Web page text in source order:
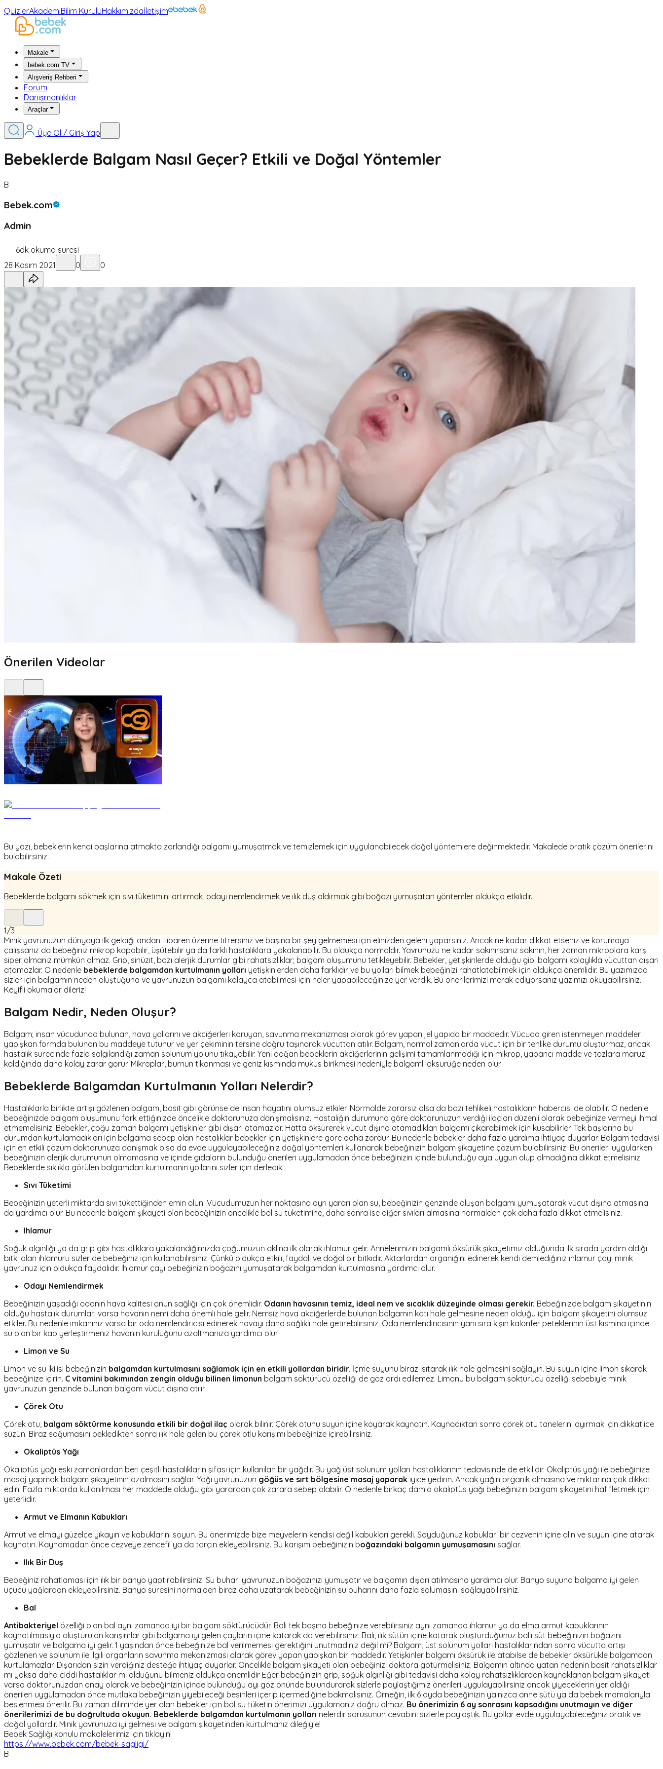
QuizlerAkademiBilim KuruluHakkımızdaİletişim
Makale
bebek.com TV
Alışveriş Rehberi
Forum
Danışmanlıklar
Araçlar
Üye Ol / Giriş Yap
Bebeklerde Balgam Nasıl Geçer? Etkili ve Doğal Yöntemler
B
Bebek.com
Admin
6dk okuma süresi
28 Kasım 2021
0 0
Önerilen Videolar
Bu yazı, bebeklerin kendi başlarına atmakta zorlandığı balgamı yumuşatmak ve temizlemek için uygulanabilecek doğal yöntemlere değinmektedir. Makalede pratik çözüm önerilerini
bulabilirsiniz.
Makale Özeti
Bebeklerde balgamı sökmek için sıvı tüketimini artırmak, odayı nemlendirmek ve ılık duş aldırmak gibi boğazı yumuşatan yöntemler oldukça etkilidir.
1/3
Minik yavrunuzun dünyaya ilk geldiği andan itibaren üzerine titrersiniz ve başına bir şey gelmemesi için elinizden geleni yaparsınız. Ancak ne kadar dikkat etseniz ve korumaya
çalışsanız da bebeğiniz mikrop kapabilir, üşütebilir ya da farklı hastalıklara yakalanabilir. Bu oldukça normaldir. Yavrunuzu ne kadar sakınırsanız sakının, her zaman mikroplara karşı
siper olmanız mümkün olmaz. Grip, sinüzit, bazı alerjik durumlar gibi rahatsızlıklar; balgam oluşumunu tetikleyebilir. Bebekler, yetişkinlerde olduğu gibi balgamı kolaylıkla vücuttan dışarı
atamazlar. O nedenle bebeklerde balgamdan kurtulmanın yolları yetişkinlerden daha farklıdır ve bu yolları bilmek bebeğinizi rahatlatabilmek için oldukça önemlidir. Bu yazımızda
sizler için balgamın neden oluştuğuna ve yavrunuzun balgamı kolayca atabilmesi için neler yapabileceğinize yer verdik. Bu önerilerimizi merak ediyorsanız yazımızı okuyabilirsiniz.
Keyifli okumalar dileriz!
Balgam Nedir, Neden Oluşur?
Balgam; insan vücudunda bulunan, hava yollarını ve akciğerleri koruyan, savunma mekanizması olarak görev yapan jel yapıda bir maddedir. Vücuda giren istenmeyen maddeler
yapışkan formda bulunan bu maddeye tutunur ve yer çekiminin tersine doğru taşınarak vücuttan atılır. Balgam, normal zamanlarda vücut için bir tehlike durumu oluşturmaz, ancak
hastalık sürecinde fazla salgılandığı zaman solunum yolunu tıkayabilir. Yeni doğan bebeklerin akciğerlerinin gelişimi tamamlanmadığı için mikrop, yabancı madde ve tozlara maruz
kaldığında daha kolay zarar görür. Mikroplar, burnun tıkanması ve geniz kısmında mukus birikmesi nedeniyle balgamlı öksürüğe neden olur.
Bebeklerde Balgamdan Kurtulmanın Yolları Nelerdir?
Hastalıklarla birlikte artışı gözlenen balgam, basit gibi görünse de insan hayatını olumsuz etkiler. Normalde zararsız olsa da bazı tehlikeli hastalıkların habercisi de olabilir. O nedenle
bebeğinizde balgam oluşumunu fark ettiğinizde öncelikle doktorunuza danışmalısınız. Hastalığın durumuna göre doktorunuzun verdiği ilaçları düzenli olarak bebeğinize vermeyi ihmal
etmemelisiniz. Bebekler, çoğu zaman balgamı yetişkinler gibi dışarı atamazlar. Hatta öksürerek vücut dışına atamadıkları balgamı çıkarabilmek için kusabilirler. Tek başlarına bu
durumdan kurtulamadıkları için balgama sebep olan hastalıklar bebekler için yetişkinlere göre daha zordur. Bu nedenle bebekler daha fazla yardıma ihtiyaç duyarlar. Balgam tedavisi
için en etkili çözüm doktorunuza danışmak olsa da evde uygulayabileceğiniz doğal yöntemleri kullanarak bebeğinizin balgam şikayetine çözüm bulabilirsiniz. Bu önerileri uygularken
bebeğinizin alerjik durumunun olmamasına ve içinde gıdaların bulunduğu önerileri uygulamadan önce bebeğinizin içinde bulunduğu aya uygun olup olmadığına dikkat etmelisiniz.
Bebeklerde sıklıkla görülen balgamdan kurtulmanın yollarını sizler için derledik.
Sıvı Tüketimi
Bebeğinizin yeterli miktarda sıvı tükettiğinden emin olun. Vücudumuzun her noktasına ayrı yararı olan su, bebeğinizin genzinde oluşan balgamı yumuşatarak vücut dışına atmasına
da yardımcı olur. Bu nedenle balgam şikayeti olan bebeğinizin öncelikle bol su tüketimine, daha sonra ise diğer sıvıları almasına normalden çok daha fazla dikkat etmelisiniz.
Ihlamur
Soğuk algınlığı ya da grip gibi hastalıklara yakalandığımızda çoğumuzun aklına ilk olarak ıhlamur gelir. Annelerimizin balgamlı öksürük şikayetimiz olduğunda ilk sırada yardım aldığı
bitki olan ıhlamuru sizler de bebeğiniz için kullanabilirsiniz. Çünkü oldukça etkili, faydalı ve doğal bir bitkidir. Aktarlardan organiğini edinerek kendi demlediğiniz ıhlamur çayı minik
yavrunuz için oldukça faydalıdır. Ihlamur çayı bebeğinizin boğazını yumuşatarak balgamdan kurtulmasına yardımcı olur.
Odayı Nemlendirmek
Bebeğinizin yaşadığı odanın hava kalitesi onun sağlığı için çok önemlidir. Odanın havasının temiz, ideal nem ve sıcaklık düzeyinde olması gerekir. Bebeğinizde balgam şikayetinin
olduğu hastalık durumları varsa havanın nemi daha önemli hale gelir. Nemsiz hava akciğerlerde bulunan balgamın katı hale gelmesine neden olduğu için balgam şikayetini olumsuz
etkiler. Bu nedenle imkanınız varsa bir oda nemlendiricisi edinerek havayı daha sağlıklı hale getirebilirsiniz. Oda nemlendiricisinin yanı sıra kışın kalorifer peteklerinin üst kısmına içinde
su olan bir kap yerleştirmeniz havanın kuruluğunu azaltmanıza yardımcı olur.
Limon ve Su
Limon ve su ikilisi bebeğinizin balgamdan kurtulmasını sağlamak için en etkili yollardan biridir. İçme suyunu biraz ısıtarak ılık hale gelmesini sağlayın. Bu suyun içine limon sıkarak
bebeğinize içirin. C vitamini bakımından zengin olduğu bilinen limonun balgam söktürücü özelliği de göz ardı edilemez. Limonu bu balgam söktürücü özelliği sebebiyle minik
yavrunuzun genzinde bulunan balgam vücut dışına atılır.
Çörek Otu
Çörek otu, balgam söktürme konusunda etkili bir doğal ilaç olarak bilinir. Çörek otunu suyun içine koyarak kaynatın. Kaynadıktan sonra çörek otu tanelerini ayırmak için dikkatlice
süzün. Biraz soğumasını bekledikten sonra ılık hale gelen bu çörek otlu karışımı bebeğinize içirebilirsiniz.
Okaliptüs Yağı
Okaliptüs yağı eski zamanlardan beri çeşitli hastalıkların şifası için kullanılan bir yağdır. Bu yağ üst solunum yolları hastalıklarının tedavisinde de etkilidir. Okaliptüs yağı ile bebeğinize
masaj yapmak balgam şikayetinin azalmasını sağlar. Yağı yavrunuzun göğüs ve sırt bölgesine masaj yaparak iyice yedirin. Ancak yağın organik olmasına ve miktarına çok dikkat
edin. Fazla miktarda kullanılması her maddede olduğu gibi yarardan çok zarara sebep olabilir. O nedenle birkaç damla okaliptüs yağı bebeğinizin balgam şikayetini hafifletmek için
yeterlidir.
Armut ve Elmanın Kabukları
Armut ve elmayı güzelce yıkayın ve kabuklarını soyun. Bu önerimizde bize meyvelerin kendisi değil kabukları gerekli. Soyduğunuz kabukları bir cezvenin içine alın ve suyun içine atarak
kaynatın. Kaynamadan önce cezveye zencefil ya da tarçın ekleyebilirsiniz. Bu karışım bebeğinizin boğazındaki balgamın yumuşamasını sağlar.
Ilık Bir Duş
Bebeğiniz rahatlaması için ılık bir banyo yaptırabilirsiniz. Su buharı yavrunuzun boğazınızı yumuşatır ve balgamın dışarı atılmasına yardımcı olur. Banyo suyuna balgama iyi gelen
uçucu yağlardan ekleyebilirsiniz. Banyo süresini normalden biraz daha uzatarak bebeğinizin su buharını daha fazla solumasını sağlayabilirsiniz.
Bal
Antibakteriyel özelliği olan bal aynı zamanda iyi bir balgam söktürücüdür. Balı tek başına bebeğinize verebilirsiniz aynı zamanda ıhlamur ya da elma armut kabuklarının
kaynatılmasıyla oluşturulan karışımlar gibi balgama iyi gelen çayların içine katarak da verebilirsiniz. Balı, ılık sütün içine katarak oluşturduğunuz ballı süt bebeğinizin boğazını
yumuşatır ve balgama iyi gelir. 1 yaşından önce bebeğinize bal verilmemesi gerektiğini unutmadınız değil mi? Balgam, üst solunum yolları hastalıklarından sonra vücutta artışı
gözlenen ve solunum ile ilgili organların savunma mekanizması olarak görev yapan yapışkan bir maddedir. Yetişkinler balgamı öksürük ile atabilse de bebekler öksürükle balgamdan
kurtulamazlar. Dışarıdan sizin verdiğiniz desteğe ihtiyaç duyarlar. Öncelikle balgam şikayeti olan bebeğinizi doktora götürmelisiniz. Balgamın altında yatan nedenin basit rahatsızlıklar
mı yoksa daha ciddi hastalıklar mı olduğunu bilmeniz oldukça önemlidir Eğer bebeğinizin grip, soğuk algınlığı gibi tedavisi daha kolay rahatsızlıklardan kaynaklanan balgam şikayeti
varsa doktorunuzdan onay olarak ve bebeğinizin içinde bulunduğu ayı göz önünde bulundurarak sizlerle paylaştığımız önerileri uygulayabilirsiniz ancak yiyeceklerin yer aldığı
önerileri uygulamadan önce mutlaka bebeğinizin yiyebileceği besinleri içerip içermediğine bakmalısınız. Örneğin, ilk 6 ayda bebeğinizin yalnızca anne sütü ya da bebek mamalarıyla
beslenmesi önerilir. Bu zaman diliminde yer alan bebekler için bol su tüketin önerimizi uygulamanız doğru olmaz. Bu önerimizin 6 ay sonrasını kapsadığını unutmayın ve diğer
önerilerimizi de bu doğrultuda okuyun. Bebeklerde balgamdan kurtulmanın yolları nelerdir sorusunun cevabını sizlerle paylaştık. Bu yollar evde uygulayabileceğiniz pratik ve
doğal yollardır. Minik yavrunuza iyi gelmesi ve balgam şikayetinden kurtulmanız dileğiyle!
Bebek Sağlığı konulu makalelerimiz için tıklayın!
https://www.bebek.com/bebek-sagligi/
B